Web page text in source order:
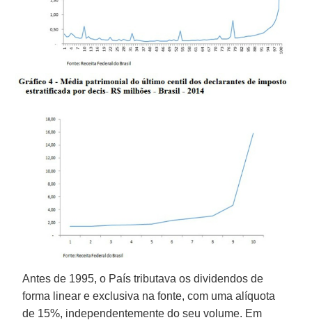
Antes de 1995, o País tributava os dividendos de
forma linear e exclusiva na fonte, com uma alíquota
de 15%, independentemente do seu volume. Em